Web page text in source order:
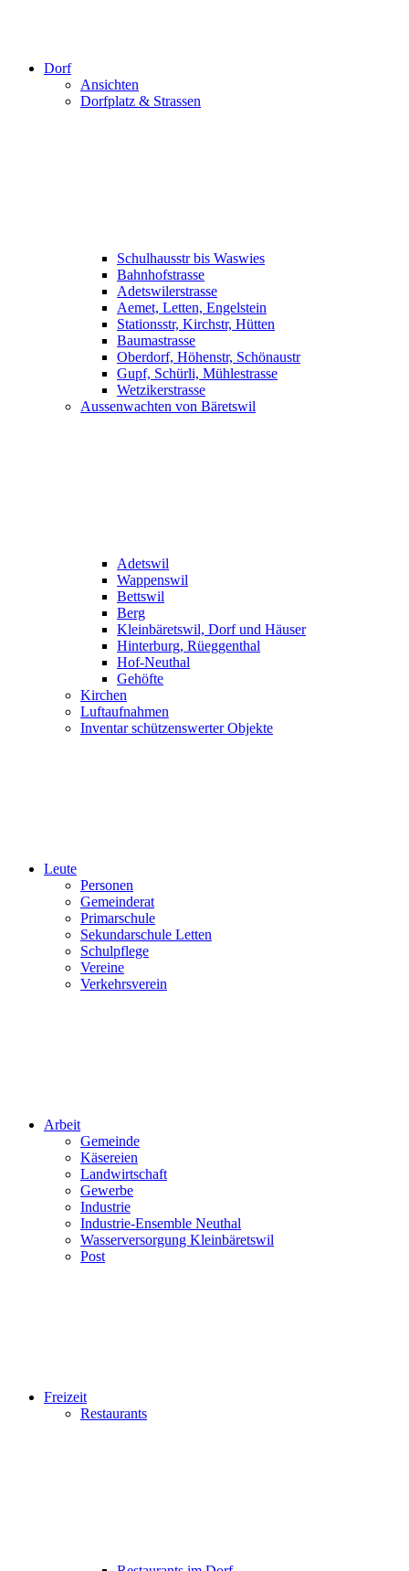
Dorf
Ansichten
Dorfplatz & Strassen
Schulhausstr bis Waswies
Bahnhofstrasse
Adetswilerstrasse
Aemet, Letten, Engelstein
Stationsstr, Kirchstr, Hütten
Baumastrasse
Oberdorf, Höhenstr, Schönaustr
Gupf, Schürli, Mühlestrasse
Wetzikerstrasse
Aussenwachten von Bäretswil
Adetswil
Wappenswil
Bettswil
Berg
Kleinbäretswil, Dorf und Häuser
Hinterburg, Rüeggenthal
Hof-Neuthal
Gehöfte
Kirchen
Luftaufnahmen
Inventar schützenswerter Objekte
Leute
Personen
Gemeinderat
Primarschule
Sekundarschule Letten
Schulpflege
Vereine
Verkehrsverein
Arbeit
Gemeinde
Käsereien
Landwirtschaft
Gewerbe
Industrie
Industrie-Ensemble Neuthal
Wasserversorgung Kleinbäretswil
Post
Freizeit
Restaurants